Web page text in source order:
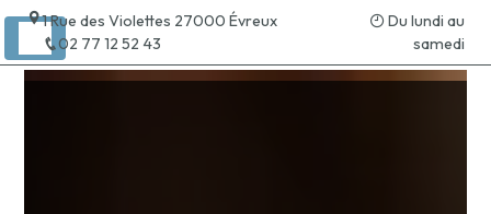
1 Rue des Violettes 27000 Évreux
02 77 12 52 43
Du lundi au
samedi
Panneau de gestion des cookies